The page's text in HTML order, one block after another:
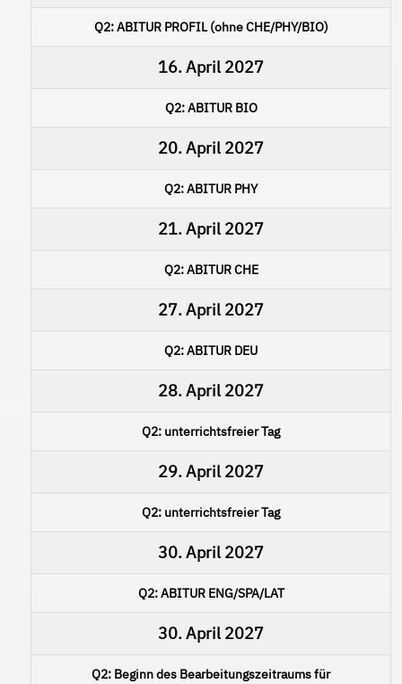
Q2: ABITUR PROFIL (ohne CHE/PHY/BIO)
16. April 2027
Q2: ABITUR BIO
20. April 2027
Q2: ABITUR PHY
21. April 2027
Q2: ABITUR CHE
27. April 2027
Q2: ABITUR DEU
28. April 2027
Q2: unterrichtsfreier Tag
29. April 2027
Q2: unterrichtsfreier Tag
30. April 2027
Q2: ABITUR ENG/SPA/LAT
30. April 2027
Q2: Beginn des Bearbeitungszeitraums für